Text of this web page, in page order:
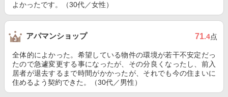
よかったです。（30代／女性）
アパマンショップ 71.4点
全体的によかった。希望している物件の環境が若干不安定だっ
たので急遽変更する事になったが、その分良くなったし、前入
居者が退去するまで時間がかかったが、それでも今の住まいに
住めるよう契約できた。（30代／男性）